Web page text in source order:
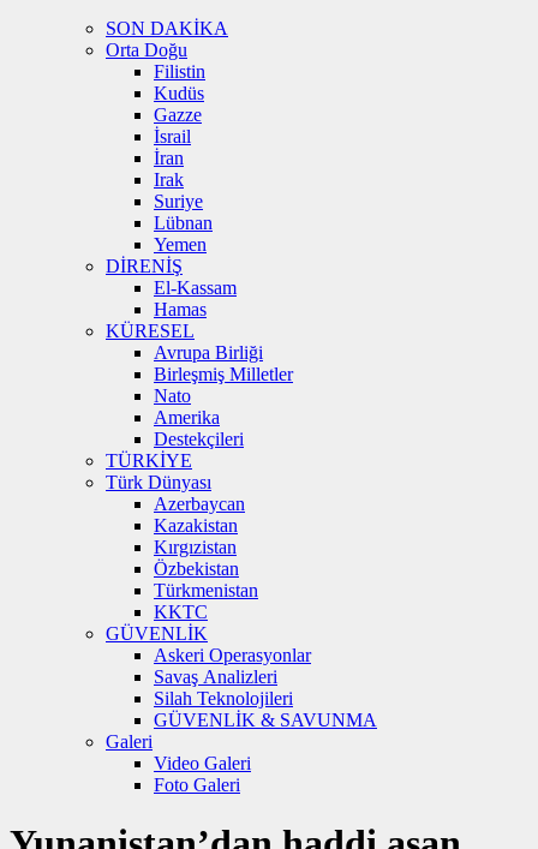
SON DAKİKA
Orta Doğu
Filistin
Kudüs
Gazze
İsrail
İran
Irak
Suriye
Lübnan
Yemen
DİRENİŞ
El-Kassam
Hamas
KÜRESEL
Avrupa Birliği
Birleşmiş Milletler
Nato
Amerika
Destekçileri
TÜRKİYE
Türk Dünyası
Azerbaycan
Kazakistan
Kırgızistan
Özbekistan
Türkmenistan
KKTC
GÜVENLİK
Askeri Operasyonlar
Savaş Analizleri
Silah Teknolojileri
GÜVENLİK & SAVUNMA
Galeri
Video Galeri
Foto Galeri